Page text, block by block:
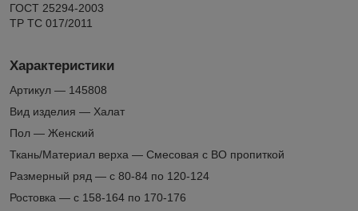
ГОСТ 25294-2003
ТР ТС 017/2011
Характеристики
Артикул — 145808
Вид изделия — Халат
Пол — Женский
Ткань/Материал верха — Смесовая с ВО пропиткой
Размерный ряд — с 80-84 по 120-124
Ростовка — с 158-164 по 170-176